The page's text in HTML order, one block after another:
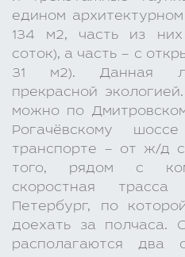
едином
134 м2, часть из них
соток), а часть – с
31 м2). Данная
прекрасной
можно по
Рогачёвскому
транспорте – от ж/д
того, рядом с
скоростная
Петербург, по
доехать за полчаса.
располагаются